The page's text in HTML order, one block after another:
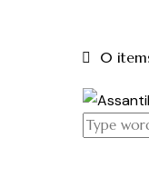
0